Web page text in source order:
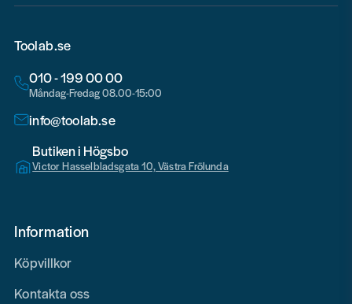
Toolab.se
010 - 199 00 00
Måndag-Fredag 08.00-15:00
info@toolab.se
Butiken i Högsbo
Victor Hasselbladsgata 10, Västra Frölunda
Information
Köpvillkor
Kontakta oss